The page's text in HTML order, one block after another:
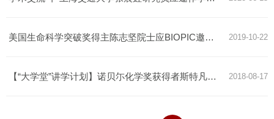
2019-10-22
美国生命科学突破奖得主陈志坚院士应BIOPIC邀请来北京大学作“大学堂”顶尖学者演讲
2018-08-17
【“大学堂”讲学计划】诺贝尓化学奖获得者斯特凡·瓦尔特·赫尔来北大讲学